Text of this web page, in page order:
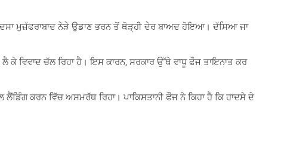
ਮੁਜ਼ੱਫਰਾਬਾਦ ਨੇੜੇ ਉਡਾਣ ਭਰਨ ਤੋਂ ਥੋੜ੍ਹੀ ਦੇਰ ਬਾਅਦ ਹੋਇਆ। ਦੱਸਿਆ ਜਾ
ਕੇ ਵਿਵਾਦ ਚੱਲ ਰਿਹਾ ਹੈ। ਇਸ ਕਾਰਨ, ਸਰਕਾਰ ਉੱਥੇ ਵਾਧੂ ਫੌਜ ਤਾਇਨਾਤ ਕਰ
ਕਰਨ ਵਿੱਚ ਅਸਮਰੱਥ ਰਿਹਾ। ਪਾਕਿਸਤਾਨੀ ਫੌਜ ਨੇ ਕਿਹਾ ਹੈ ਕਿ ਹਾਦਸੇ ਦੇ